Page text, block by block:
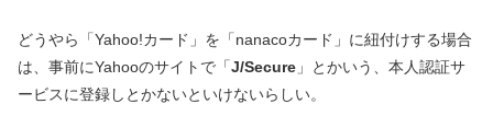
どうやら「Yahoo!カード」を「nanacoカード」に紐付けする場合
は、事前にYahooのサイトで「J/Secure 」とかいう、本人認証サ
ービスに登録しとかないといけないらしい。